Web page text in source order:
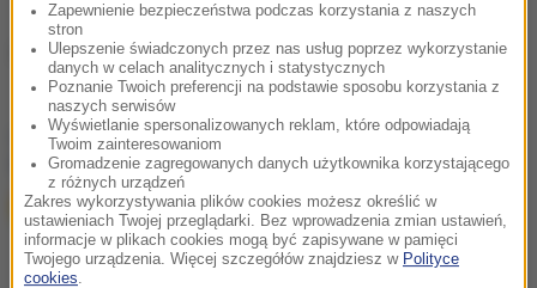
Źródło: RMF FM
chcesz widzieć więcej artykułów od RMF24?dodaj w
Google
Zapewnienie bezpieczeństwa podczas korzystania z naszych
stron
Ulepszenie świadczonych przez nas usług poprzez wykorzystanie
danych w celach analitycznych i statystycznych
Poznanie Twoich preferencji na podstawie sposobu korzystania z
naszych serwisów
Wyświetlanie spersonalizowanych reklam, które odpowiadają
Twoim zainteresowaniom
Gromadzenie zagregowanych danych użytkownika korzystającego
z różnych urządzeń
Zakres wykorzystywania plików cookies możesz określić w
ustawieniach Twojej przeglądarki. Bez wprowadzenia zmian ustawień,
informacje w plikach cookies mogą być zapisywane w pamięci
Twojego urządzenia. Więcej szczegółów znajdziesz w Polityce
cookies